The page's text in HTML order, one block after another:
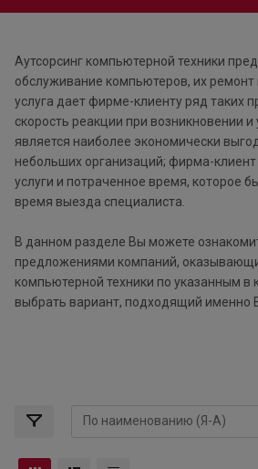
Аутсорсинг компьютерной техники
обслуживание компьютеров, их ремонт
услуга дает фирме-клиенту ряд таких
скорость реакции при возникновении
является наиболее экономически
небольших организаций; фирма-клиент
услуги и потраченное время, которое
время выезда специалиста.
В данном разделе Вы можете
предложениями компаний,
компьютерной техники по указанным в
выбрать вариант, подходящий именно